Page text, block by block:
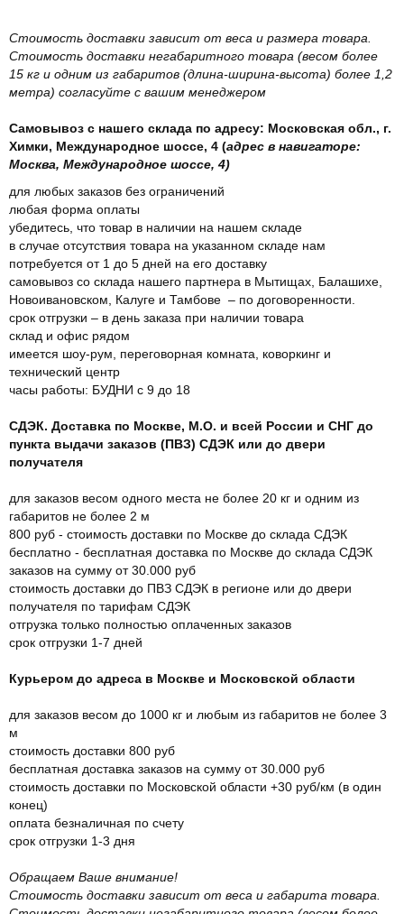
Стоимость доставки зависит от веса и размера товара.
Стоимость доставки негабаритного товара (весом более
15 кг и одним из габаритов (длина-ширина-высота) более 1,2
метра) согласуйте с вашим менеджером
Самовывоз с нашего склада по адресу: Московская обл., г.
Химки, Международное шоссе, 4 (адрес в навигаторе:
Москва, Международное шоссе, 4)
для любых заказов без ограничений
любая форма оплаты
убедитесь, что товар в наличии на нашем складе
в случае отсутствия товара на указанном складе нам
потребуется от 1 до 5 дней на его доставку
самовывоз со склада нашего партнера в Мытищах, Балашихе,
Новоивановском, Калуге и Тамбове – по договоренности.
срок отгрузки – в день заказа при наличии товара
склад и офис рядом
имеется шоу-рум, переговорная комната, коворкинг и
технический центр
часы работы: БУДНИ с 9 до 18
СДЭК. Доставка по Москве, М.О. и всей России и СНГ до
пункта выдачи заказов (ПВЗ) СДЭК или до двери
получателя
для заказов весом одного места не более 20 кг и одним из
габаритов не более 2 м
800 руб - стоимость доставки по Москве до склада СДЭК
бесплатно - бесплатная доставка по Москве до склада СДЭК
заказов на сумму от 30.000 руб
стоимость доставки до ПВЗ СДЭК в регионе или до двери
получателя по тарифам СДЭК
отгрузка только полностью оплаченных заказов
срок отгрузки 1-7 дней
Курьером до адреса в Москве и Московской области
для заказов весом до 1000 кг и любым из габаритов не более 3
м
стоимость доставки 800 руб
бесплатная доставка заказов на сумму от 30.000 руб
стоимость доставки по Московской области +30 руб/км (в один
конец)
оплата безналичная по счету
срок отгрузки 1-3 дня
Обращаем Ваше внимание!
Стоимость доставки зависит от веса и габарита товара.